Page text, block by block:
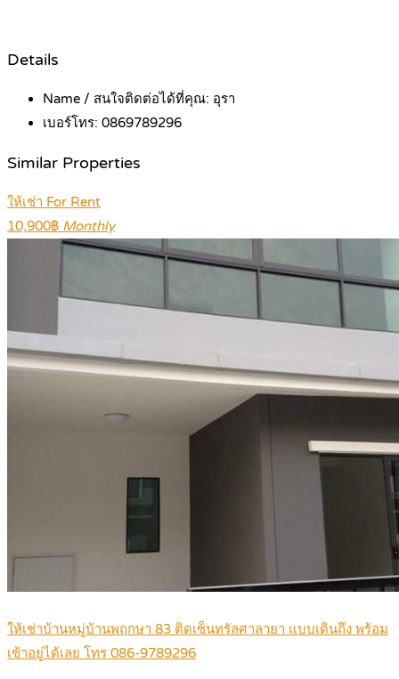
Details
Name / สนใจติดต่อได้ที่คุณ: อุรา
เบอร์โทร: 0869789296
Similar Properties
ให้เช่า For Rent
10,900฿ Monthly
ให้เช่าบ้านหมู่บ้านพฤกษา 83 ติดเซ็นทรัลศาลายา แบบเดินถึง พร้อม
เข้าอยู่ได้เลย โทร 086-9789296